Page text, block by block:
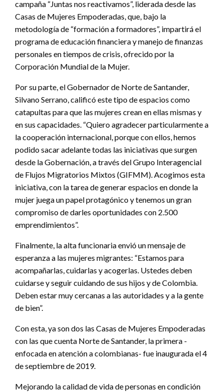
campaña “Juntas nos reactivamos”, liderada desde las
Casas de Mujeres Empoderadas, que, bajo la
metodología de “formación a formadores”, impartirá el
programa de educación financiera y manejo de finanzas
personales en tiempos de crisis, ofrecido por la
Corporación Mundial de la Mujer.
Por su parte, el Gobernador de Norte de Santander,
Silvano Serrano, calificó este tipo de espacios como
catapultas para que las mujeres crean en ellas mismas y
en sus capacidades. “Quiero agradecer particularmente a
la cooperación internacional, porque con ellos, hemos
podido sacar adelante todas las iniciativas que surgen
desde la Gobernación, a través del Grupo Interagencial
de Flujos Migratorios Mixtos (GIFMM). Acogimos esta
iniciativa, con la tarea de generar espacios en donde la
mujer juega un papel protagónico y tenemos un gran
compromiso de darles oportunidades con 2.500
emprendimientos”.
Finalmente, la alta funcionaria envió un mensaje de
esperanza a las mujeres migrantes: “Estamos para
acompañarlas, cuidarlas y acogerlas. Ustedes deben
cuidarse y seguir cuidando de sus hijos y de Colombia.
Deben estar muy cercanas a las autoridades y a la gente
de bien”.
Con esta, ya son dos las Casas de Mujeres Empoderadas
con las que cuenta Norte de Santander, la primera -
enfocada en atención a colombianas- fue inaugurada el 4
de septiembre de 2019.
Mejorando la calidad de vida de personas en condición